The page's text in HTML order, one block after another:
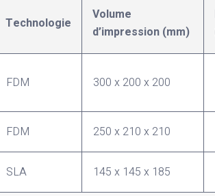
Technologie
Volume
d’impression (mm)
FDM 300 x 200 x 200
FDM 250 x 210 x 210
SLA 145 x 145 x 185